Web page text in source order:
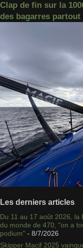
Clap de fin sur la
des bagarres
Les derniers articles
Du 11 au 17 août 2026, la
du monde de 470, "on a
podium" - 8/7/2026
Skipper Macif 2025